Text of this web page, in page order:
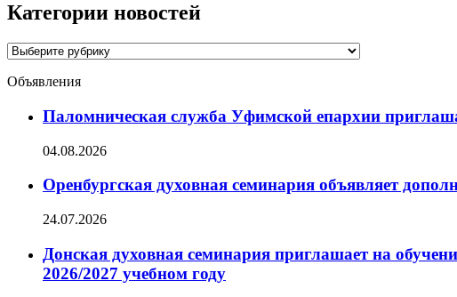
Категории новостей
Категории
Объявления
Паломническая служба Уфимской епархии
04.08.2026
Оренбургская духовная семинария объявляет
24.07.2026
Донская духовная семинария приглашает на
2026/2027 учебном году